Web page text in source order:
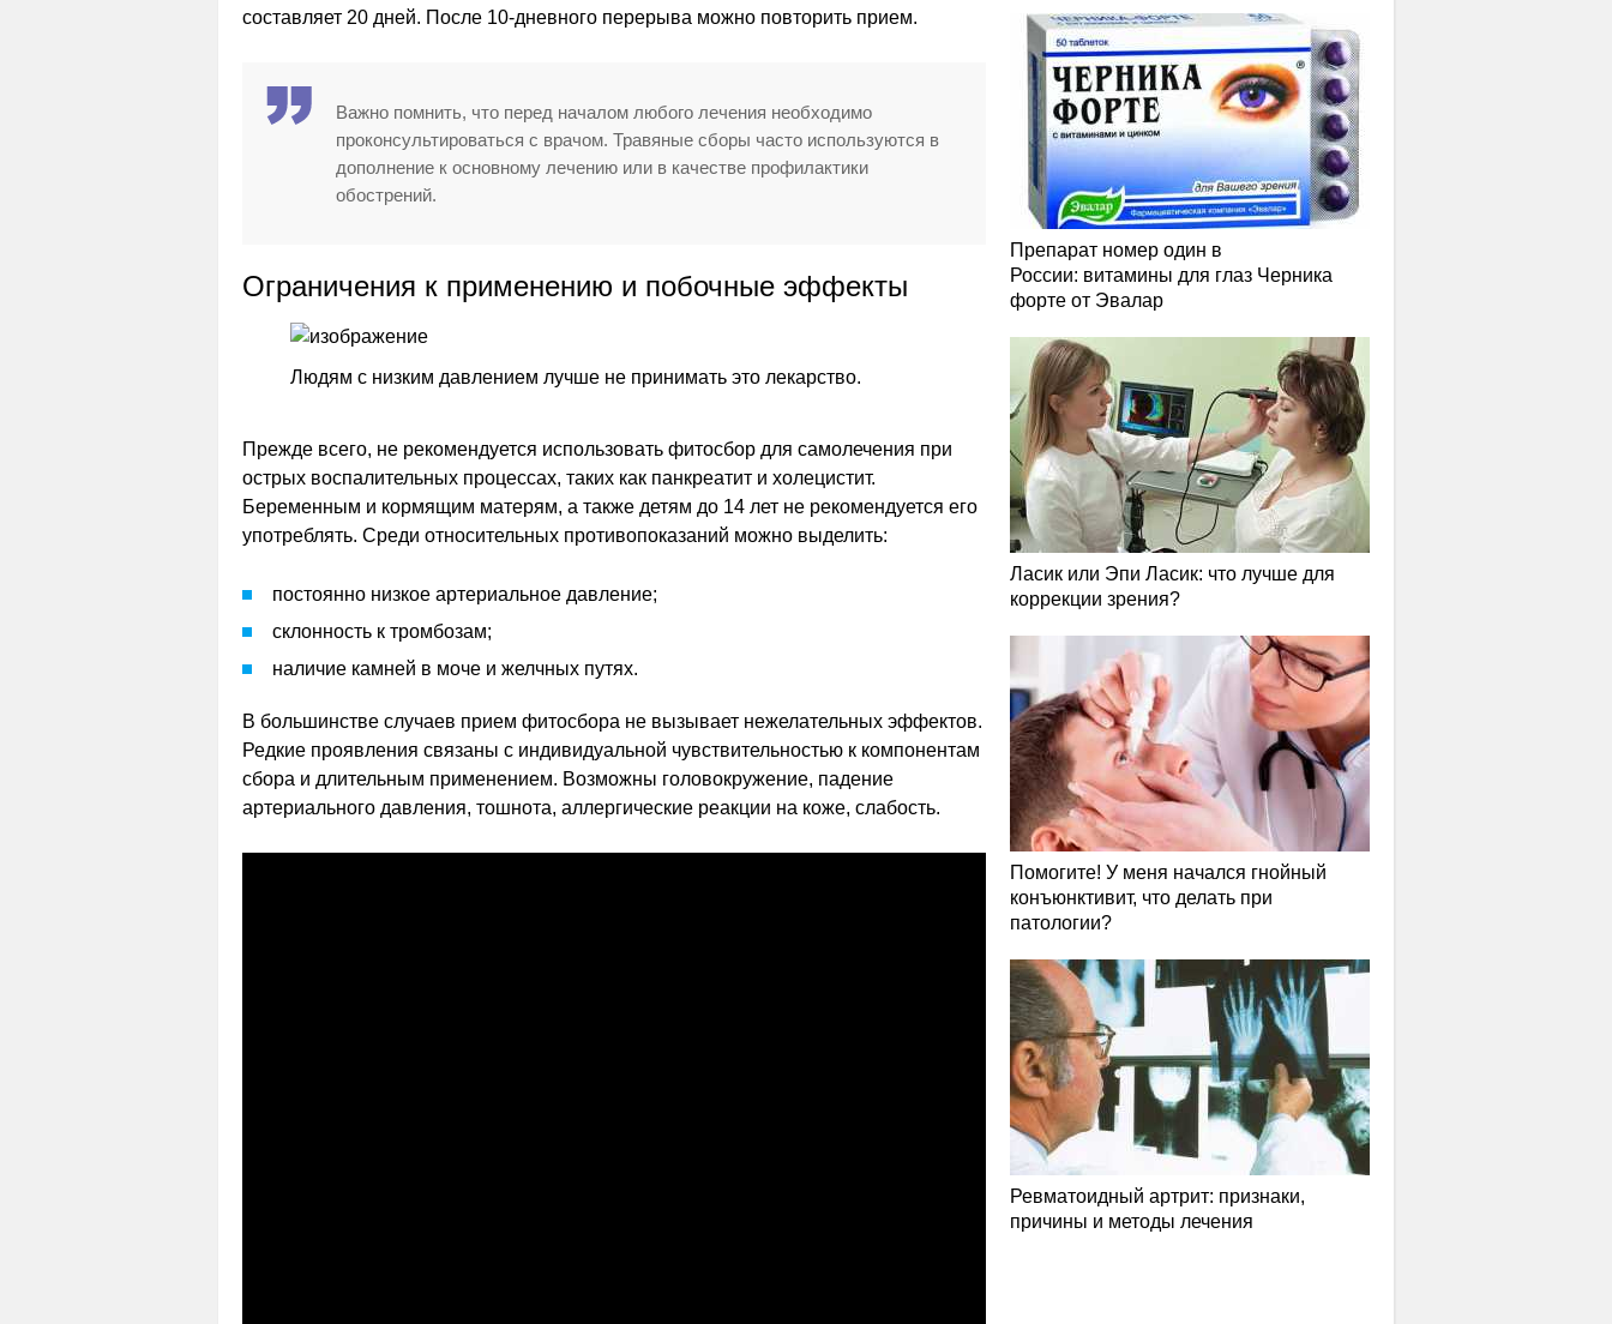
составляет 20 дней. После 10-дневного перерыва можно повторить прием.
Важно помнить, что перед началом любого лечения необходимо
проконсультироваться с врачом. Травяные сборы часто используются в
дополнение к основному лечению или в качестве профилактики
обострений.
Ограничения к применению и побочные эффекты
Людям с низким давлением лучше не принимать это лекарство.
Прежде всего, не рекомендуется использовать фитосбор для самолечения при
острых воспалительных процессах, таких как панкреатит и холецистит.
Беременным и кормящим матерям, а также детям до 14 лет не рекомендуется его
употреблять. Среди относительных противопоказаний можно выделить:
постоянно низкое артериальное давление;
склонность к тромбозам;
наличие камней в моче и желчных путях.
В большинстве случаев прием фитосбора не вызывает нежелательных эффектов.
Редкие проявления связаны с индивидуальной чувствительностью к компонентам
сбора и длительным применением. Возможны головокружение, падение
артериального давления, тошнота, аллергические реакции на коже, слабость.
Препарат номер один в
России: витамины для глаз Черника
форте от Эвалар
Ласик или Эпи Ласик: что лучше для
коррекции зрения?
Помогите! У меня начался гнойный
конъюнктивит, что делать при
патологии?
Ревматоидный артрит: признаки,
причины и методы лечения